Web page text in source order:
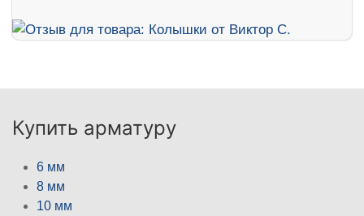
Купить арматуру
6 мм
8 мм
10 мм